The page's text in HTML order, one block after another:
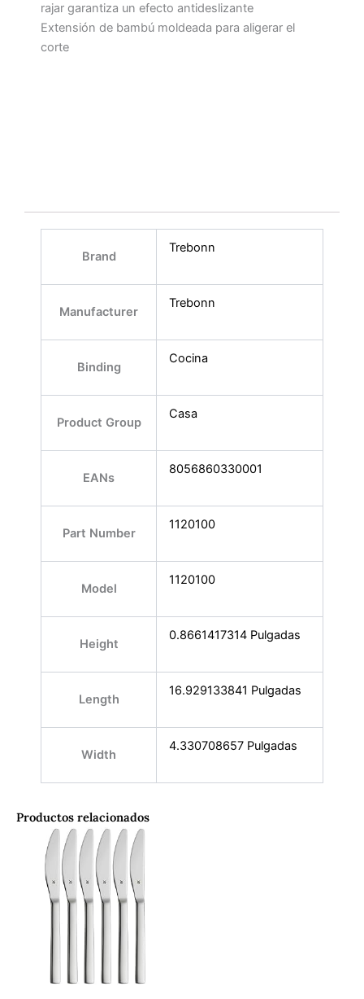
rajar garantiza un efecto antideslizante
Extensión de bambú moldeada para aligerar el
corte
Brand
Trebonn
Manufacturer
Trebonn
Binding
Cocina
Product Group
Casa
EANs
8056860330001
Part Number
1120100
Model
1120100
Height
0.8661417314 Pulgadas
Length
16.929133841 Pulgadas
Width
4.330708657 Pulgadas
Productos relacionados